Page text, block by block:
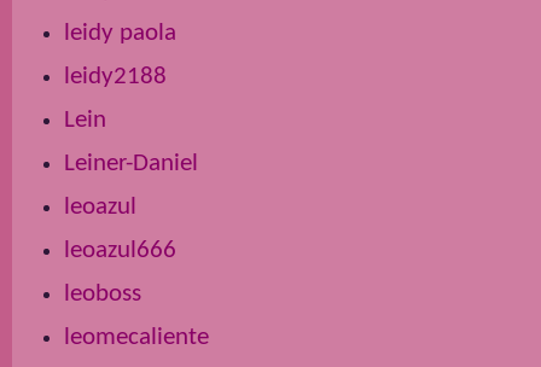
leidy paola
leidy2188
Lein
Leiner-Daniel
leoazul
leoazul666
leoboss
leomecaliente